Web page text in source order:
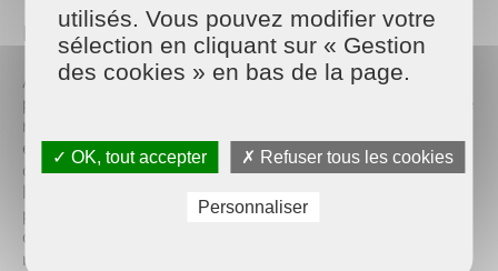
Les Bienfaits du Ménage de Printemps
Au-delà de la propreté retrouvée, le ménage de
printemps offre de nombreux bienfaits. Il permet de
réduire le stress, car un espace organisé et propre
est plus apaisant. C'est aussi un excellent moyen
d'améliorer votre santé en éliminant les allergènes,
les bactéries et la poussière. Enfin, cette activité
peut être un véritable boost pour votre moral, vous
donnant un sentiment d’accomplissement et de
renouveau.
utilisés. Vous pouvez modifier votre
sélection en cliquant sur « Gestion
des cookies » en bas de la page.
✓ OK, tout accepter ✗ Refuser tous les cookies
Personnaliser